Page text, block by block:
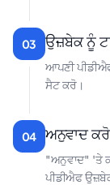
03 ਉਜ਼ਬੇਕ ਨੂੰ
ਆਪਣੀ
ਸੈਟ ਕਰੋ।
04 ਅਨੁਵਾਦ
"ਅਨੁਵਾਦ" 'ਤੇ
ਪੀਡੀਐਫ